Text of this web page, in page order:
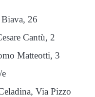
Biava, 26
Cantù, 2
Matteotti, 3
Via Pizzo